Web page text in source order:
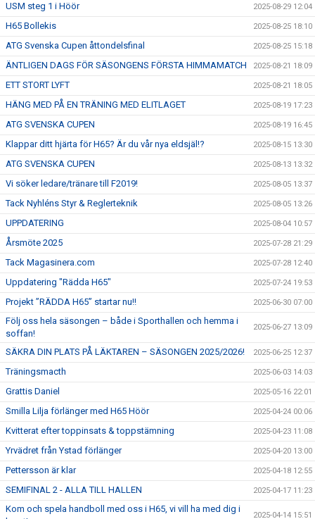
USM steg 1 i Höör 2025-08-29 12:04
H65 Bollekis 2025-08-25 18:10
ATG Svenska Cupen åttondelsfinal 2025-08-25 15:18
ÄNTLIGEN DAGS FÖR SÄSONGENS FÖRSTA HIMMAMATCH 2025-08-21 18:09
ETT STORT LYFT 2025-08-21 18:05
HÄNG MED PÅ EN TRÄNING MED ELITLAGET 2025-08-19 17:23
ATG SVENSKA CUPEN 2025-08-19 16:45
Klappar ditt hjärta för H65? Är du vår nya eldsjäl!? 2025-08-15 13:30
ATG SVENSKA CUPEN 2025-08-13 13:32
Vi söker ledare/tränare till F2019! 2025-08-05 13:37
Tack Nyhléns Styr & Reglerteknik 2025-08-05 13:26
UPPDATERING 2025-08-04 10:57
Årsmöte 2025 2025-07-28 21:29
Tack Magasinera.com 2025-07-28 12:40
Uppdatering "Rädda H65" 2025-07-24 19:53
Projekt ”RÄDDA H65” startar nu!! 2025-06-30 07:00
Följ oss hela säsongen – både i Sporthallen och hemma i
soffan!
2025-06-27 13:09
SÄKRA DIN PLATS PÅ LÄKTAREN – SÄSONGEN 2025/2026! 2025-06-25 12:37
Träningsmacth 2025-06-03 14:03
Grattis Daniel 2025-05-16 22:01
Smilla Lilja förlänger med H65 Höör 2025-04-24 00:06
Kvitterat efter toppinsats & toppstämning 2025-04-23 11:08
Yrvädret från Ystad förlänger 2025-04-20 13:00
Pettersson är klar 2025-04-18 12:55
SEMIFINAL 2 - ALLA TILL HALLEN 2025-04-17 11:23
Kom och spela handboll med oss i H65, vi vill ha med dig i
2025-04-14 15:51